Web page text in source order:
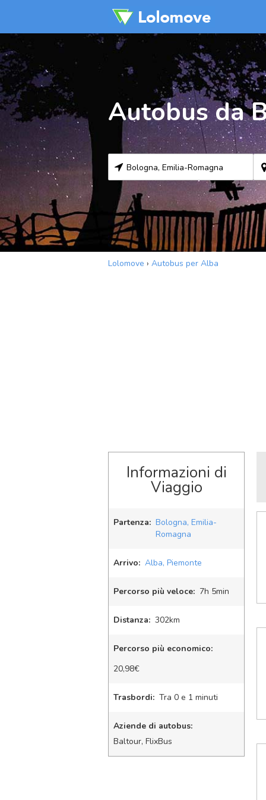
Autobus da
Lolomove › Autobus per Alba
Informazioni di
Viaggio
Partenza: Bologna, Emilia-
Romagna
Arrivo: Alba, Piemonte
Percorso più veloce: 7h 5min
Distanza: 302km
Percorso più economico:
20,98€
Trasbordi: Tra 0 e 1 minuti
Aziende di autobus:
Baltour, FlixBus